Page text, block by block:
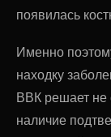
появилась
Именно
находку
ВВК решает не
наличие